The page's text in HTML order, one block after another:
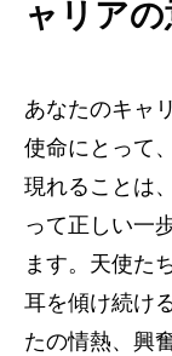
ャリア
あなたのキャ
使命にとって
現れることは
って正しい一
ます。天使た
耳を傾け続け
たの情熱、興